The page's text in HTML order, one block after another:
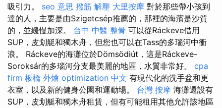
吸引力。 seo 意思 撥筋 解壓 大里按摩 對於那些帶小孩到
達的人，主要是由Szigetcsép推薦的，那裡的海濱是沙質
的，並緩慢加深。 台中 中醫 整骨 可以從Ráckeve借用
SUP，皮划艇和獨木舟，但您也可以在Tass的多瑙河中衝
浪。 Ráckeve的海灘位於Dömsödiút，這是Ráckeve-
Soroksár的多瑙河分支最美麗的地區，水質非常好。 cpa
firm 板橋 外燴 optimization 中文 有現代化的洗手盆和更
衣室，以及新的健身公園和運動場。 台灣 按摩 海灘還設有
SUP，皮划艇和獨木舟租賃，但有可能租用其他允許該地區